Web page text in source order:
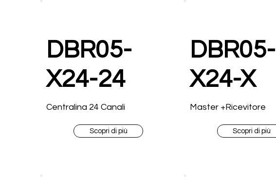
DBR05-
X24-24
Centralina 24 Canali
Scopri di più
DBR05-
X24-X
Master +Ricevitore
Scopri di più